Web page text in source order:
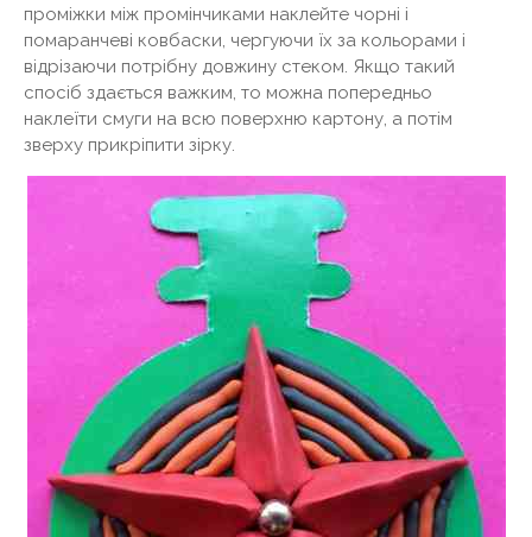
проміжки між промінчиками наклейте чорні і
помаранчеві ковбаски, чергуючи їх за кольорами і
відрізаючи потрібну довжину стеком. Якщо такий
спосіб здається важким, то можна попередньо
наклеїти смуги на всю поверхню картону, а потім
зверху прикріпити зірку.